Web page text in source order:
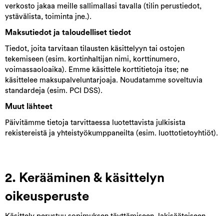
verkosto jakaa meille sallimallasi tavalla (tilin perustiedot,
ystävälista, toiminta jne.).
Maksutiedot ja taloudelliset tiedot
Tiedot, joita tarvitaan tilausten käsittelyyn tai ostojen
tekemiseen (esim. kortinhaltijan nimi, korttinumero,
voimassaoloaika). Emme käsittele korttitietoja itse; ne
käsittelee maksupalveluntarjoaja. Noudatamme soveltuvia
standardeja (esim. PCI DSS).
Muut lähteet
Päivitämme tietoja tarvittaessa luotettavista julkisista
rekistereistä ja yhteistyökumppaneilta (esim. luottotietoyhtiöt).
2. Kerääminen & käsittelyn
oikeusperuste